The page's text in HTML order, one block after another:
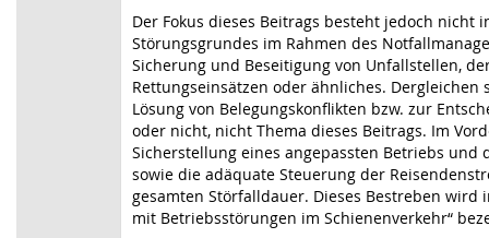
Der Fokus dieses Beitrags besteht jedoch nicht
Störungsgrundes im Rahmen des
Sicherung und Beseitigung von Unfallstellen,
Rettungseinsätzen oder ähnliches.
Lösung von Belegungskonflikten bzw. zur
oder nicht, nicht Thema dieses Beitrags. Im
Sicherstellung eines angepassten Betriebs und
sowie die adäquate Steuerung der
gesamten Störfalldauer. Dieses Bestreben wird
mit Betriebsstörungen im Schienenverkehr“